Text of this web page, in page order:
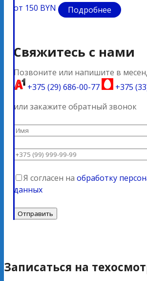
от 150 BYN Подробнее
Свяжитесь с нами
Позвоните или напишите в
+375 (29) 686-00-77
+375
или закажите обратный звонок
Я согласен на обработку
данных
Записаться на